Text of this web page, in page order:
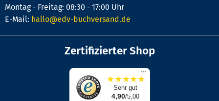
Montag - Freitag: 08:30 - 17:00 Uhr
E-Mail: hallo@edv-buchversand.de
Zertifizierter Shop
...
★★★★★
Sehr gut
4,90/5,00